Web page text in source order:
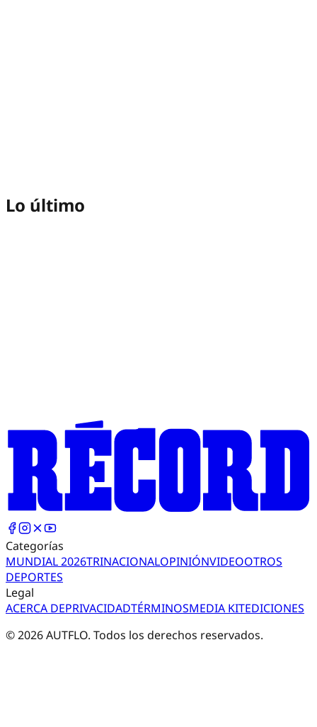
Lo último
Categorías
MUNDIAL 2026TRINACIONALOPINIÓNVIDEOOTROS
DEPORTES
Legal
ACERCA DEPRIVACIDADTÉRMINOSMEDIA KITEDICIONES
©2026AUTFLO. Todos los derechos reservados.